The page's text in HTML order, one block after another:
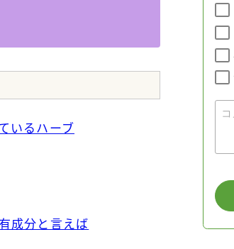
いるハーブ
成分と言えば